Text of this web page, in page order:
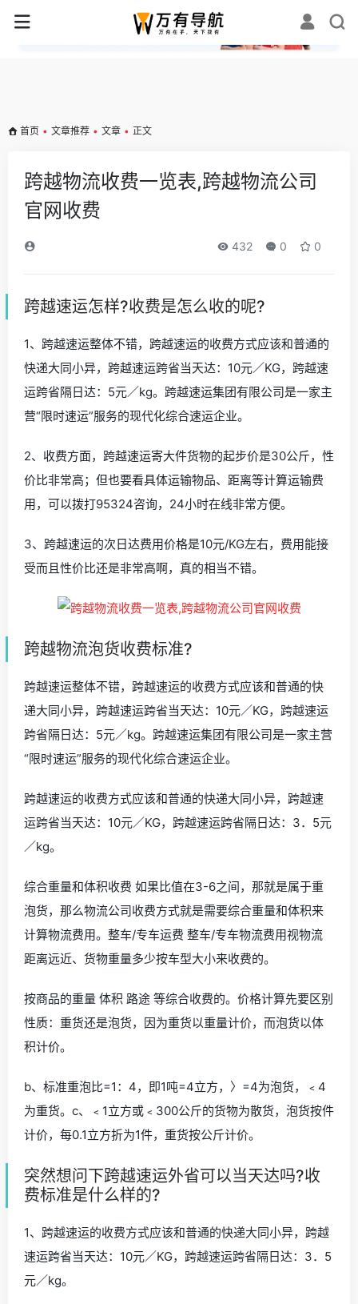
✕
首页 • 文章推荐 • 文章 • 正文
跨越物流收费一览表,跨越物流公司
官网收费
432 0 0
跨越速运怎样?收费是怎么收的呢?
1、跨越速运整体不错，跨越速运的收费方式应该和普通的
快递大同小异，跨越速运跨省当天达：10元／KG，跨越速
运跨省隔日达：5元／kg。跨越速运集团有限公司是一家主
营“限时速运”服务的现代化综合速运企业。
2、收费方面，跨越速运寄大件货物的起步价是30公斤，性
价比非常高；但也要看具体运输物品、距离等计算运输费
用，可以拨打95324咨询，24小时在线非常方便。
3、跨越速运的次日达费用价格是10元/KG左右，费用能接
受而且性价比还是非常高啊，真的相当不错。
跨越物流泡货收费标准?
跨越速运整体不错，跨越速运的收费方式应该和普通的快
递大同小异，跨越速运跨省当天达：10元／KG，跨越速运
跨省隔日达：5元／kg。跨越速运集团有限公司是一家主营
“限时速运”服务的现代化综合速运企业。
跨越速运的收费方式应该和普通的快递大同小异，跨越速
运跨省当天达：10元／KG，跨越速运跨省隔日达：3．5元
／kg。
综合重量和体积收费 如果比值在3-6之间，那就是属于重
泡货，那么物流公司收费方式就是需要综合重量和体积来
计算物流费用。整车/专车运费 整车/专车物流费用视物流
距离远近、货物重量多少按车型大小来收费的。
按商品的重量 体积 路途 等综合收费的。价格计算先要区别
性质：重货还是泡货，因为重货以重量计价，而泡货以体
积计价。
b、标准重泡比=1：4，即1吨=4立方，〉=4为泡货，﹤4
为重货。c、﹤1立方或﹤300公斤的货物为散货，泡货按件
计价，每0.1立方折为1件，重货按公斤计价。
突然想问下跨越速运外省可以当天达吗?收
费标准是什么样的?
1、跨越速运的收费方式应该和普通的快递大同小异，跨越
速运跨省当天达：10元／KG，跨越速运跨省隔日达：3．5
元／kg。